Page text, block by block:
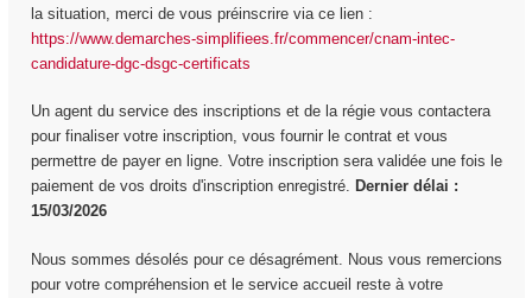
la situation, merci de vous préinscrire via ce lien :
https://www.demarches-simplifiees.fr/commencer/cnam-intec-
candidature-dgc-dsgc-certificats
Un agent du service des inscriptions et de la régie vous contactera
pour finaliser votre inscription, vous fournir le contrat et vous
permettre de payer en ligne. Votre inscription sera validée une fois le
paiement de vos droits d'inscription enregistré. Dernier délai :
15/03/2026
Nous sommes désolés pour ce désagrément. Nous vous remercions
pour votre compréhension et le service accueil reste à votre